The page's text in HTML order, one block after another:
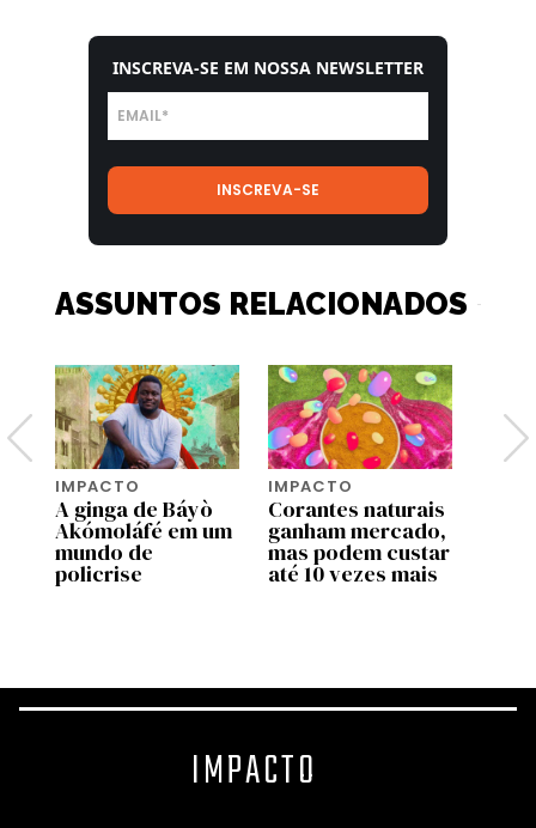
INSCREVA-SE EM NOSSA NEWSLETTER
ASSUNTOS RELACIONADOS
IMPACTO
A ginga de Báyò
Akómoláfé em um
mundo de
policrise
IMPACTO
Corantes naturais
ganham mercado,
mas podem custar
até 10 vezes mais
IMPACTO